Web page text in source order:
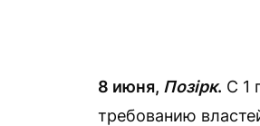
8 июня, Позірк. С 1
требованию